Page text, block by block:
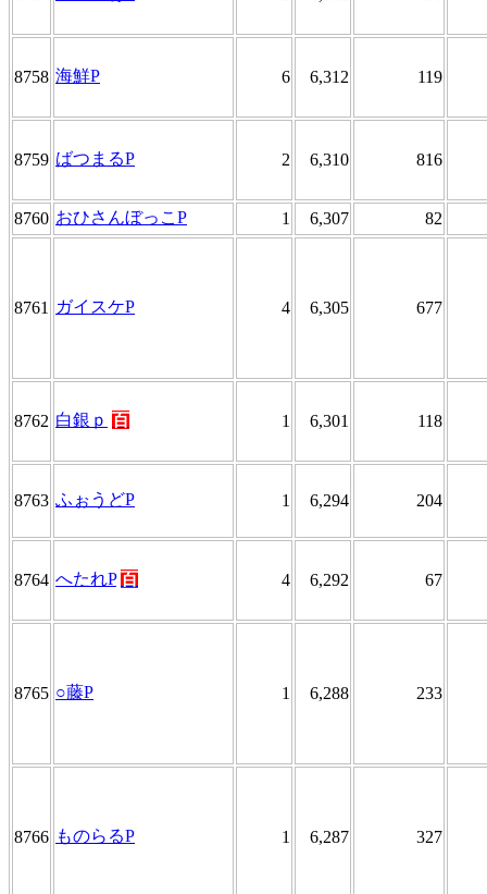
8758 海鮮P 6 6,312 119
8759 ばつまるP 2 6,310 816
8760 おひさんぼっこP 1 6,307 82
8761 ガイスケP 4 6,305 677
8762 白銀ｐ 百 1 6,301 118
8763 ふぉうどP 1 6,294 204
8764 へたれP 百 4 6,292 67
8765 ○藤P 1 6,288 233
8766 ものらるP 1 6,287 327